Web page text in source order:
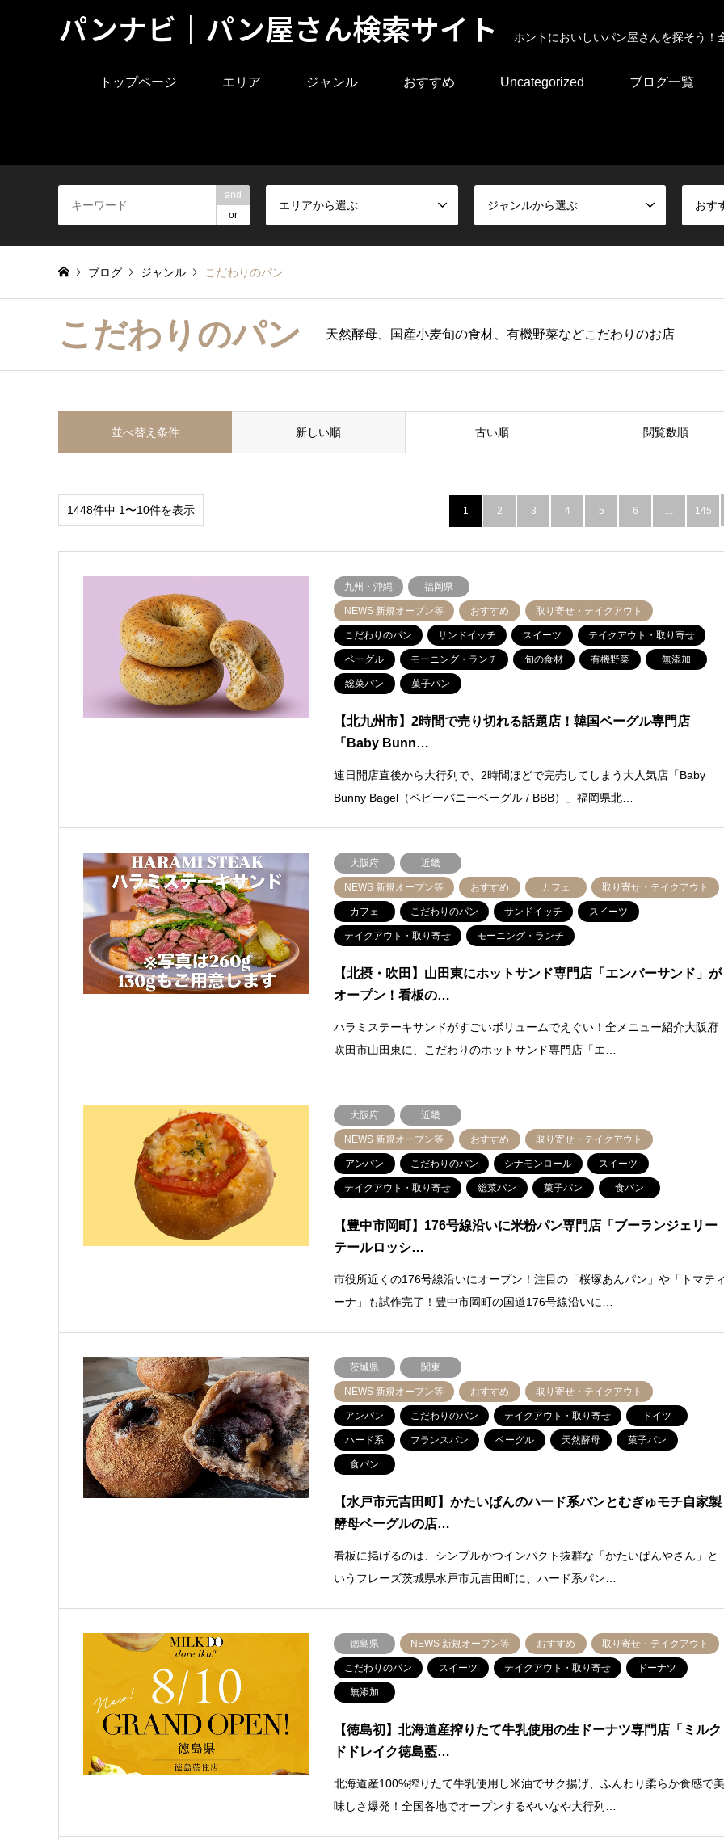
パンナビ｜パン屋さん検索サイト ホントにおいしいパン屋さんを探そう
トップページ エリア ジャンル おすすめ Uncategorized ブログ一覧
and
or
エリアから選ぶ ジャンルから選ぶ おす
ブログ ジャンル こだわりのパン
こだわりのパン 天然酵母、国産小麦旬の食材、有機野菜などこだわりのお店
並べ替え条件 新しい順 古い順 閲覧数順
1448件中 1〜10件を表示 1 2 3 4 5 6 … 145
九州・沖縄 福岡県
NEWS 新規オープン等 おすすめ 取り寄せ・テイクアウト
こだわりのパン サンドイッチ スイーツ テイクアウト・取り寄せ
ベーグル モーニング・ランチ 旬の食材 有機野菜 無添加
総菜パン 菓子パン
【北九州市】2時間で売り切れる話題店！韓国ベーグル専門店
「Baby Bunn…
連日開店直後から大行列で、2時間ほどで完売してしまう大人気店「Baby
Bunny Bagel（ベビーバニーベーグル / BBB）」福岡県北…
大阪府 近畿
NEWS 新規オープン等 おすすめ カフェ 取り寄せ・テイクアウト
カフェ こだわりのパン サンドイッチ スイーツ
テイクアウト・取り寄せ モーニング・ランチ
【北摂・吹田】山田東にホットサンド専門店「エンバーサンド」が
オープン！看板の…
ハラミステーキサンドがすごいボリュームでえぐい！全メニュー紹介大阪府
吹田市山田東に、こだわりのホットサンド専門店「エ…
大阪府 近畿
NEWS 新規オープン等 おすすめ 取り寄せ・テイクアウト
アンパン こだわりのパン シナモンロール スイーツ
テイクアウト・取り寄せ 総菜パン 菓子パン 食パン
【豊中市岡町】176号線沿いに米粉パン専門店「ブーランジェリー
テールロッシ…
市役所近くの176号線沿いにオープン！注目の「桜塚あんパン」や「トマテ
ーナ」も試作完了！豊中市岡町の国道176号線沿いに…
茨城県 関東
NEWS 新規オープン等 おすすめ 取り寄せ・テイクアウト
アンパン こだわりのパン テイクアウト・取り寄せ ドイツ
ハード系 フランスパン ベーグル 天然酵母 菓子パン
食パン
【水戸市元吉田町】かたいぱんのハード系パンとむぎゅモチ自家製
酵母ベーグルの店…
看板に掲げるのは、シンプルかつインパクト抜群な「かたいぱんやさん」と
いうフレーズ茨城県水戸市元吉田町に、ハード系パン…
徳島県 NEWS 新規オープン等 おすすめ 取り寄せ・テイクアウト
こだわりのパン スイーツ テイクアウト・取り寄せ ドーナツ
無添加
【徳島初】北海道産搾りたて牛乳使用の生ドーナツ専門店「ミルク
ドドレイク徳島藍…
北海道産100%搾りたて牛乳使用し米油でサク揚げ、ふんわり柔らか食感で
味しさ爆発！全国各地でオープンするやいなや大行列…